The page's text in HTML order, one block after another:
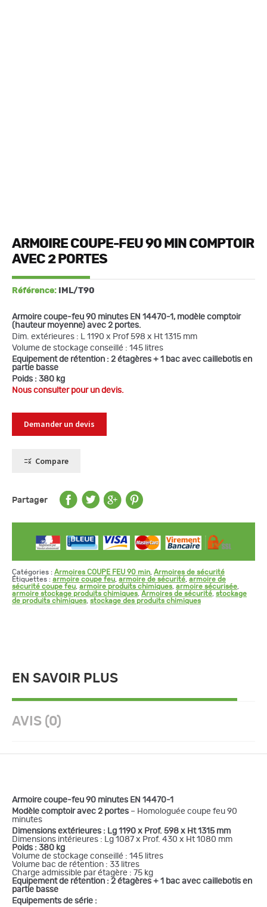
ARMOIRE COUPE-FEU 90 MIN COMPTOIR
AVEC 2 PORTES
Référence: IML/T90
Armoire coupe-feu 90 minutes EN 14470-1, modèle comptoir
(hauteur moyenne) avec 2 portes.
Dim. extérieures : L 1190 x Prof 598 x Ht 1315 mm
Volume de stockage conseillé : 145 litres
Equipement de rétention : 2 étagères + 1 bac avec caillebotis en
partie basse
Poids : 380 kg
Nous consulter pour un devis.
Demander un devis
Compare
Partager
Catégories : Armoires COUPE FEU 90 min Armoires de sécurité
Étiquettes : armoire coupe feu armoire de sécurité armoire de
sécurité coupe feu armoire produits chimiques armoire sécurisée
armoire stockage produits chimiques Armoires de sécurité stockage
de produits chimiques stockage des produits chimiques
EN SAVOIR PLUS
AVIS (0)
Armoire coupe-feu 90 minutes EN 14470-1
Modèle comptoir avec 2 portes – Homologuée coupe feu 90
minutes
Dimensions extérieures : Lg 1190 x Prof. 598 x Ht 1315 mm
Dimensions intérieures : Lg 1087 x Prof. 430 x Ht 1080 mm
Poids : 380 kg
Volume de stockage conseillé : 145 litres
Volume bac de rétention : 33 litres
Charge admissible par étagère : 75 kg
Equipement de rétention : 2 étagères + 1 bac avec caillebotis en
partie basse
Equipements de série :